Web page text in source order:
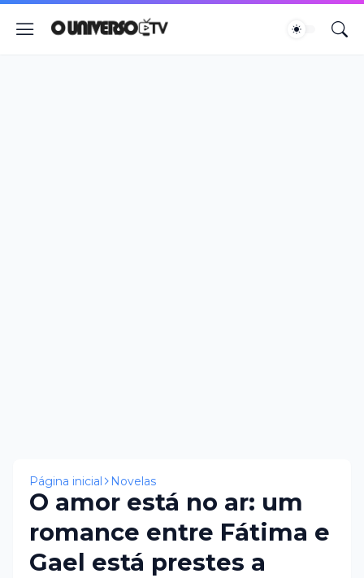
Página inicial Novelas
O amor está no ar: um
romance entre Fátima e
Gael está prestes a